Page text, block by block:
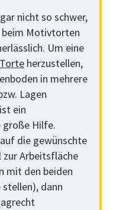
nicht so schwer,
beim Motivtorten
Um eine
Torte herzustellen,
in mehrere
Lagen
ein
große Hilfe.
die gewünschte
zur Arbeitsfläche
mit den beiden
dann